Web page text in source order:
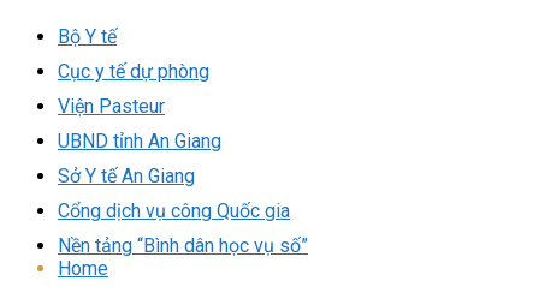
Bộ Y tế
Cục y tế dự phòng
Viện Pasteur
UBND tỉnh An Giang
Sở Y tế An Giang
Cổng dịch vụ công Quốc gia
Nền tảng “Bình dân học vụ số”
Home